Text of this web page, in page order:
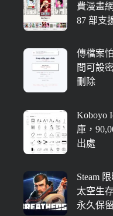
費漫畫
87 部支
傳檔案
間可設
刪除
Koboyo
庫，
出處
Steam
太空生
永久保留